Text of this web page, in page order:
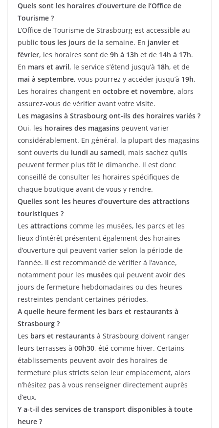
Quels sont les horaires d’ouverture de l’Office de
Tourisme ?
L’Office de Tourisme de Strasbourg est accessible au
public tous les jours de la semaine. En janvier et
février, les horaires sont de 9h à 13h et de 14h à 17h.
En mars et avril, le service s’étend jusqu’à 18h, et de
mai à septembre, vous pourrez y accéder jusqu’à 19h.
Les horaires changent en octobre et novembre, alors
assurez-vous de vérifier avant votre visite.
Les magasins à Strasbourg ont-ils des horaires variés ?
Oui, les horaires des magasins peuvent varier
considérablement. En général, la plupart des magasins
sont ouverts du lundi au samedi, mais sachez qu’ils
peuvent fermer plus tôt le dimanche. Il est donc
conseillé de consulter les horaires spécifiques de
chaque boutique avant de vous y rendre.
Quelles sont les heures d’ouverture des attractions
touristiques ?
Les attractions comme les musées, les parcs et les
lieux d’intérêt présentent également des horaires
d’ouverture qui peuvent varier selon la période de
l’année. Il est recommandé de vérifier à l’avance,
notamment pour les musées qui peuvent avoir des
jours de fermeture hebdomadaires ou des heures
restreintes pendant certaines périodes.
A quelle heure ferment les bars et restaurants à
Strasbourg ?
Les bars et restaurants à Strasbourg doivent ranger
leurs terrasses à 00h30, été comme hiver. Certains
établissements peuvent avoir des horaires de
fermeture plus stricts selon leur emplacement, alors
n’hésitez pas à vous renseigner directement auprès
d’eux.
Y a-t-il des services de transport disponibles à toute
heure ?